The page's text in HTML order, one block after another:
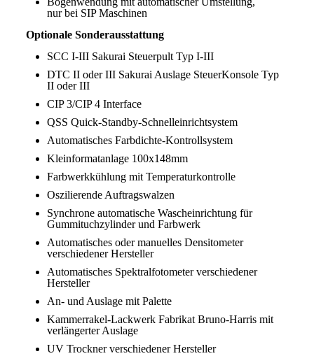
nur bei SIP Maschinen
Optionale Sonderausstattung
SCC I-III Sakurai Steuerpult Typ I-III
DTC II oder III Sakurai Auslage SteuerKonsole Typ
II oder III
CIP 3/CIP 4 Interface
QSS Quick-Standby-Schnelleinrichtsystem
Automatisches Farbdichte-Kontrollsystem
Kleinformatanlage 100x148mm
Farbwerkkühlung mit Temperaturkontrolle
Oszilierende Auftragswalzen
Synchrone automatische Wascheinrichtung für
Gummituchzylinder und Farbwerk
Automatisches oder manuelles Densitometer
verschiedener Hersteller
Automatisches Spektralfotometer verschiedener
Hersteller
An- und Auslage mit Palette
Kammerrakel-Lackwerk Fabrikat Bruno-Harris mit
verlängerter Auslage
UV Trockner verschiedener Hersteller